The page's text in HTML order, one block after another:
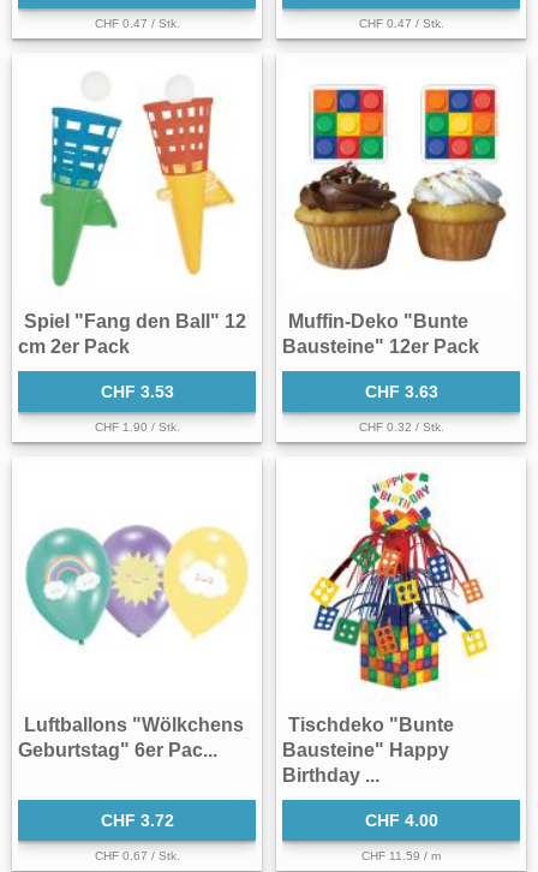
CHF 0.47 / Stk. CHF 0.47 / Stk.
Spiel "Fang den Ball" 12
cm 2er Pack
CHF 3.53
CHF 1.90 / Stk.
Muffin-Deko "Bunte
Bausteine" 12er Pack
CHF 3.63
CHF 0.32 / Stk.
Luftballons "Wölkchens
Geburtstag" 6er Pac...
CHF 3.72
CHF 0.67 / Stk.
Tischdeko "Bunte
Bausteine" Happy
Birthday ...
CHF 4.00
CHF 11.59 / m